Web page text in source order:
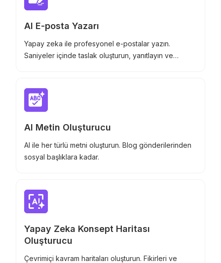
AI E-posta Yazarı
Yapay zeka ile profesyonel e-postalar yazın.
Saniyeler içinde taslak oluşturun, yanıtlayın ve
AI Metin Oluşturucu
AI ile her türlü metni oluşturun. Blog gönderilerinden
sosyal başlıklara kadar.
Yapay Zeka Konsept Haritası
Oluşturucu
Çevrimiçi kavram haritaları oluşturun. Fikirleri ve